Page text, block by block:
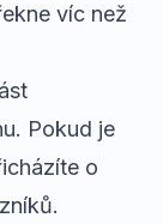
víc než
Pokud je
o